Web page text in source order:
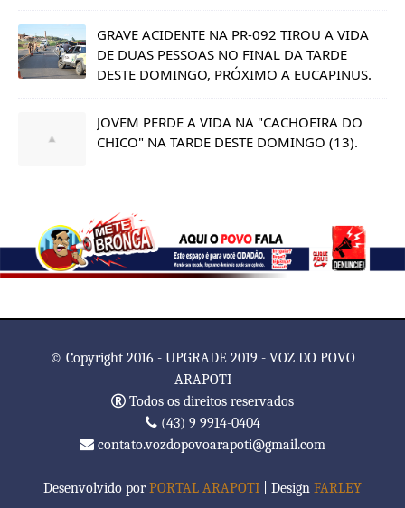
GRAVE ACIDENTE NA PR-092 TIROU A VIDA
DE DUAS PESSOAS NO FINAL DA TARDE
DESTE DOMINGO, PRÓXIMO A EUCAPINUS.
JOVEM PERDE A VIDA NA "CACHOEIRA DO
CHICO" NA TARDE DESTE DOMINGO (13).
© Copyright 2016 - UPGRADE 2019 - VOZ DO POVO
ARAPOTI
Todos os direitos reservados
(43) 9 9914-0404
contato.vozdopovoarapoti@gmail.com
Desenvolvido porPORTAL ARAPOTI | Design FARLEY